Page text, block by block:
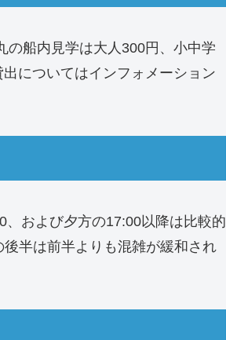
の船内見学は大人300円、小中学
についてはインフォメーション
および夕方の17:00以降は比較的
半は前半よりも混雑が緩和され